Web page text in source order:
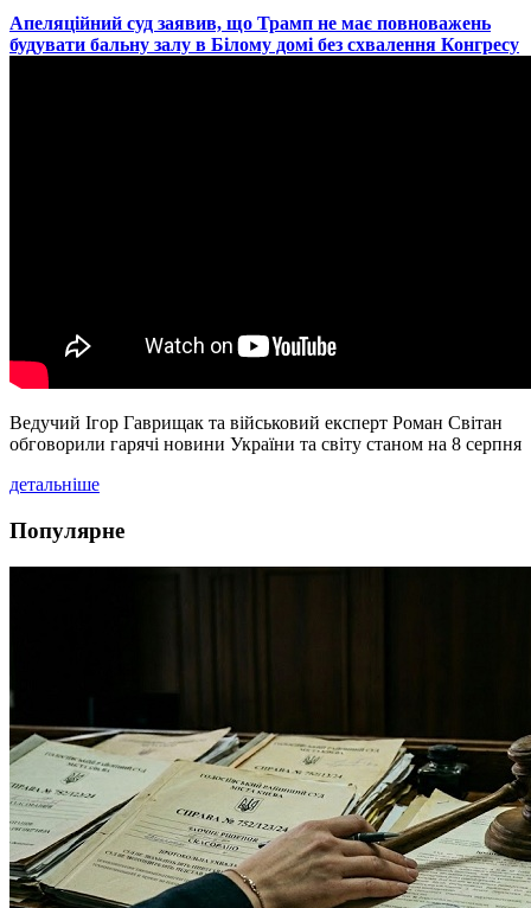
​Апеляційний суд заявив, що Трамп не має повноважень
будувати бальну залу в Білому домі без схвалення Конгресу
Ведучий Ігор Гаврищак та військовий експерт Роман Світан
обговорили гарячі новини України та світу станом на 8 серпня
детальніше
Популярне